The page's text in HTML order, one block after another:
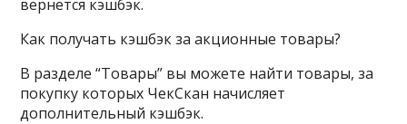
вернется кэшбэк.
Как получать кэшбэк за акционные товары?
В разделе “Товары” вы можете найти товары, за
покупку которых ЧекСкан начисляет
дополнительный кэшбэк.